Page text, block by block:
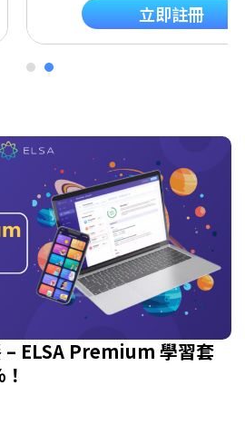
立即註冊
ELSA Premium 學習套